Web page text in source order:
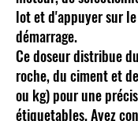
lot et d'appuyer sur
démarrage.
Ce doseur distribue
roche, du ciment et
ou kg) pour une
étiquetables. Ayez